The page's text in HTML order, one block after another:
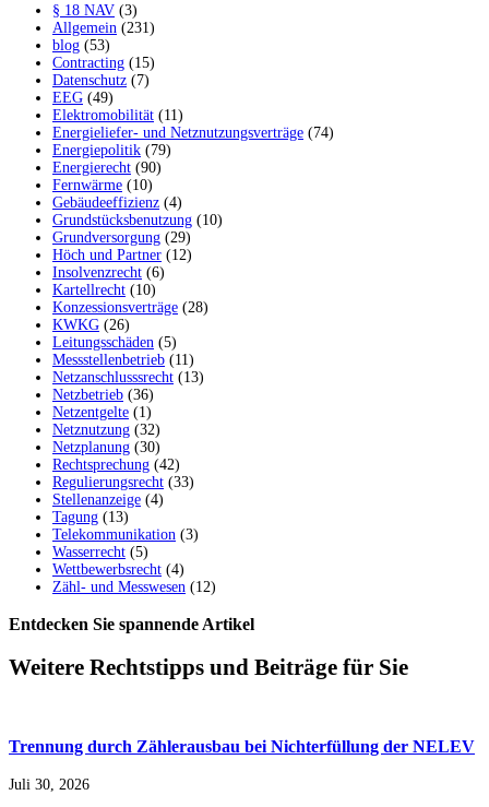
§ 18 NAV (3)
Allgemein (231)
blog (53)
Contracting (15)
Datenschutz (7)
EEG (49)
Elektromobilität (11)
Energieliefer- und Netznutzungsverträge (74)
Energiepolitik (79)
Energierecht (90)
Fernwärme (10)
Gebäudeeffizienz (4)
Grundstücksbenutzung (10)
Grundversorgung (29)
Höch und Partner (12)
Insolvenzrecht (6)
Kartellrecht (10)
Konzessionsverträge (28)
KWKG (26)
Leitungsschäden (5)
Messstellenbetrieb (11)
Netzanschlusssrecht (13)
Netzbetrieb (36)
Netzentgelte (1)
Netznutzung (32)
Netzplanung (30)
Rechtsprechung (42)
Regulierungsrecht (33)
Stellenanzeige (4)
Tagung (13)
Telekommunikation (3)
Wasserrecht (5)
Wettbewerbsrecht (4)
Zähl- und Messwesen (12)
Entdecken Sie spannende Artikel
Weitere Rechtstipps und Beiträge für Sie
Trennung durch Zählerausbau bei Nichterfüllung der NELEV
Juli 30, 2026